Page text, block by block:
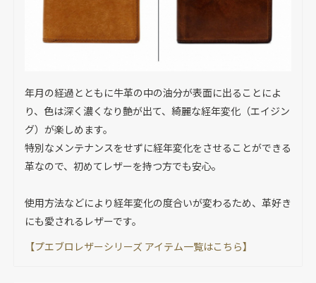
年月の経過とともに牛革の中の油分が表面に出ることによ
り、色は深く濃くなり艶が出て、綺麗な経年変化（エイジン
グ）が楽しめます。
特別なメンテナンスをせずに経年変化をさせることができる
革なので、初めてレザーを持つ方でも安心。
使用方法などにより経年変化の度合いが変わるため、革好き
にも愛されるレザーです。
【プエブロレザーシリーズ アイテム一覧はこちら】